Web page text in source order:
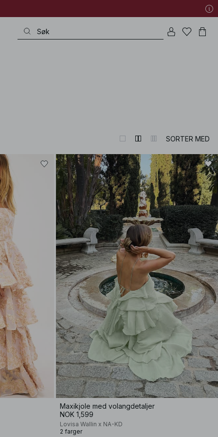
SORTER MED
Maxikjole med volangdetaljer
NOK 1,599
Lovisa Wallin x NA-KD
2 farger